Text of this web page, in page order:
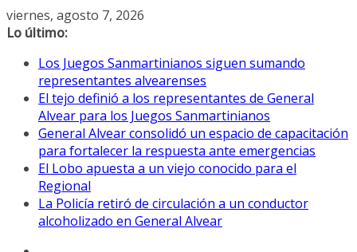
Saltar
al
viernes, agosto 7, 2026
Lo último:
Los Juegos Sanmartinianos siguen sumando
representantes alvearenses
El tejo definió a los representantes de General
Alvear para los Juegos Sanmartinianos
General Alvear consolidó un espacio de capacitación
para fortalecer la respuesta ante emergencias
El Lobo apuesta a un viejo conocido para el
Regional
La Policía retiró de circulación a un conductor
alcoholizado en General Alvear